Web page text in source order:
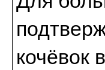
кочёвок